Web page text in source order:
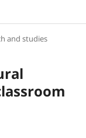
and studies